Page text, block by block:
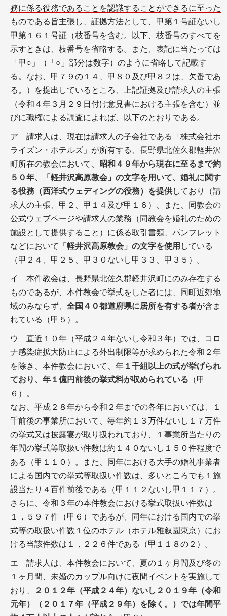
務に係る役務であることを認識することができるに至った
ものである旨主張し、証拠方法として、甲第１号証ないし
甲第１６１号証（枝番号を含む。以下、枝番号のすべてを
示すときは、枝番号を省略する。また、表記に当たっては
「甲○」（「○」部分は数字）のように省略して記載す
る。なお、甲７９の１４、甲８０及び甲８２は、欠番であ
る。）を提出しているところ、上記証拠及び請求人の主張
（令和４年３月２９日付け意見書における主張を含む）並
びに職権による調査によれば、以下のとおりである。
ア 請求人は、現在は請求人の子会社である「株式会社ホ
ライズン・ホテルズ」が所有する、長野県北佐久郡軽井沢
町所在の教会において、
昭和４９年から現在に至るまで約
５０年、「軽井沢高原教会」の文字を用いて、婚礼に関す
る役務（西洋式ウェディングの役務）を提供しており（請
求人の主張、甲２、甲１４及び甲１６）、また、同教会の
公式ウェブページや請求人の業務（同教会を婚礼のための
施設として提供すること）に係る取引書類、パンフレット
などにおいて
「軽井沢高原教会」の文字を使用 している
（甲２４、甲２５、甲３０ないし甲３３、甲３５）。
イ 本件教会は、長野県北佐久郡軽井沢町にのみ存在する
ものであるが、本件教会で挙式をした者には、同町近郊地
域のみならず、 全国４０都道府県に居所を有する者が含ま
れている（甲５）。
ウ 直近１０年（平成２４年ないし令和３年）では、コロ
ナ感染症拡大防止による外出制限等が求められた令和２年
を除き、本件教会において、年 １千組以上の式が挙げられ
ており、年１億円前後の挙式料が収められている （甲
６）。
なお、平成２８年から令和２年までの各年においては、１
千前後の事業所において、毎年約１３万件ないし１７万件
の挙式又は披露宴が取り扱われており、１事業所当たりの
年間の挙式等取扱い件数は約１４０ないし１５０件程度で
ある（甲１１０）。また、同年における大手の婚礼事業者
による国内での挙式等取扱い件数は、多いところでも１施
設当たり４百件前後である（甲１１２ないし甲１１７）。
さらに、令和３年の本件教会における挙式取扱い件数は
１，５９７件（甲６）であるが、同年における国内での挙
式等の取扱い件数１位のホテル（ホテル雅叙園東京）にお
ける当該件数は１，２２６件である（甲１１８の２）。
エ 請求人は、本件教会において、夏の１ヶ月間及び冬の
１ヶ月間、未婚のカップル向けに夜間イベントを実施して
おり、
２０１２年（平成２４年）ないし２０１９年（令和
元年）（２０１７年（平成２９年）を除く。）では年間平